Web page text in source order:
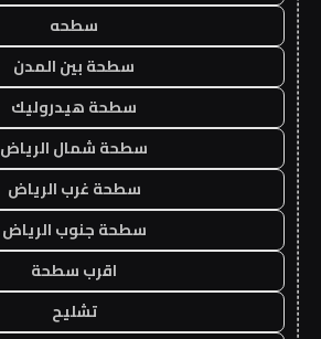
سطحه
سطحة بين المدن
سطحة هيدروليك
سطحة شمال الرياض
سطحة غرب الرياض
سطحة جنوب الرياض
اقرب سطحة
تشليح